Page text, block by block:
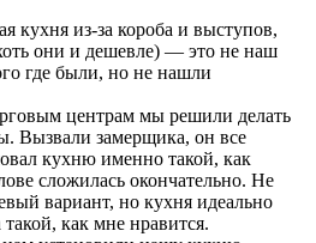
кухня из-за короба и выступов,
они и дешевле) — это не наш
где были, но не нашли
центрам мы решили делать
Вызвали замерщика, он все
кухню именно такой, как
сложилась окончательно. Не
вариант, но кухня идеально
как мне нравится.